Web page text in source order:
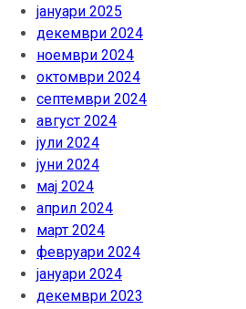
јануари 2025
декември 2024
ноември 2024
октомври 2024
септември 2024
август 2024
јули 2024
јуни 2024
мај 2024
април 2024
март 2024
февруари 2024
јануари 2024
декември 2023